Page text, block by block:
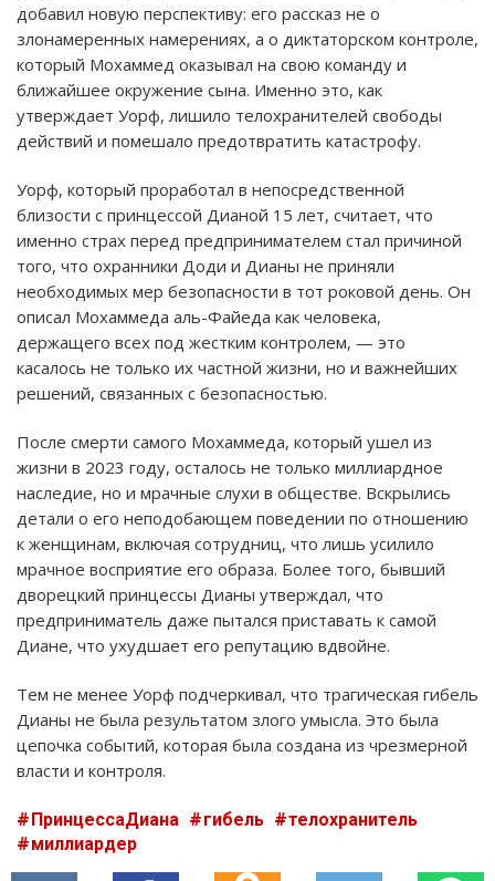
добавил новую перспективу: его рассказ не о
злонамеренных намерениях, а о диктаторском контроле,
который Мохаммед оказывал на свою команду и
ближайшее окружение сына. Именно это, как
утверждает Уорф, лишило телохранителей свободы
действий и помешало предотвратить катастрофу.
Уорф, который проработал в непосредственной
близости с принцессой Дианой 15 лет, считает, что
именно страх перед предпринимателем стал причиной
того, что охранники Доди и Дианы не приняли
необходимых мер безопасности в тот роковой день. Он
описал Мохаммеда аль-Файеда как человека,
держащего всех под жестким контролем, — это
касалось не только их частной жизни, но и важнейших
решений, связанных с безопасностью.
После смерти самого Мохаммеда, который ушел из
жизни в 2023 году, осталось не только миллиардное
наследие, но и мрачные слухи в обществе. Вскрылись
детали о его неподобающем поведении по отношению
к женщинам, включая сотрудниц, что лишь усилило
мрачное восприятие его образа. Более того, бывший
дворецкий принцессы Дианы утверждал, что
предприниматель даже пытался приставать к самой
Диане, что ухудшает его репутацию вдвойне.
Тем не менее Уорф подчеркивал, что трагическая гибель
Дианы не была результатом злого умысла. Это была
цепочка событий, которая была создана из чрезмерной
власти и контроля.
ПринцессаДиана гибель
телохранитель
миллиардер